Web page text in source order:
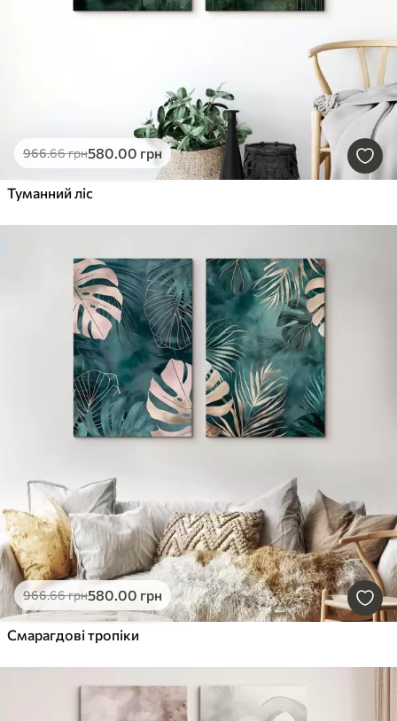
966.66грн580.00 грн
Туманний ліс
966.66грн580.00 грн
Смарагдові тропіки